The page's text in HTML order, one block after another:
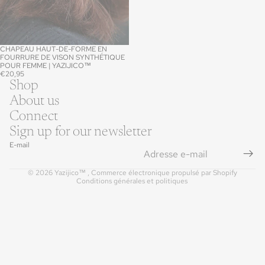
CHAPEAU HAUT-DE-FORME EN
FOURRURE DE VISON SYNTHÉTIQUE
POUR FEMME | YAZIJICO™
€20,95
Shop
About us
Connect
Sign up for our newsletter
E-mail
© 2026 Yazijico™ , Commerce électronique propulsé par Shopify
Conditions générales et politiques
Politique de confidentialité
Politique d’expédition